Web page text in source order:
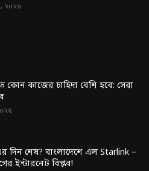
২০২৬
কোন কাজের চাহিদা বেশি হবে: সেরা
দিন শেষ? বাংলাদেশে এল Starlink –
ইন্টারনেট বিপ্লব!